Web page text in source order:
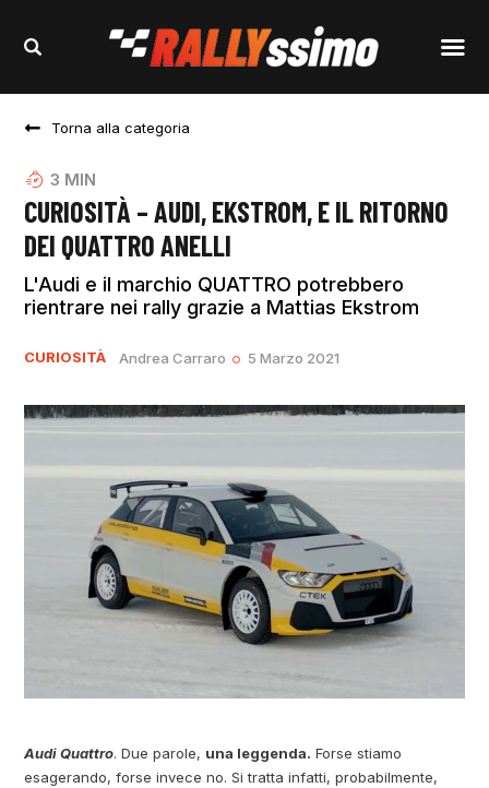
Torna alla categoria
3 MIN
CURIOSITÀ – AUDI, EKSTROM, E IL RITORNO
DEI QUATTRO ANELLI
L'Audi e il marchio QUATTRO potrebbero
rientrare nei rally grazie a Mattias Ekstrom
CURIOSITÀ Andrea Carraro 5 Marzo 2021
Audi Quattro. Due parole, una leggenda. Forse stiamo
esagerando, forse invece no. Si tratta infatti, probabilmente,